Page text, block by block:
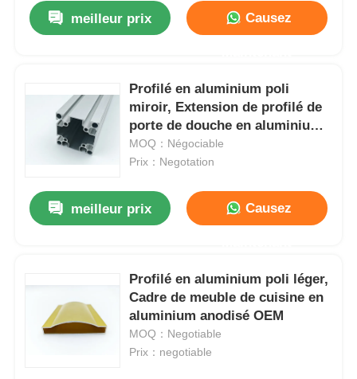
meilleur prix Causez
Profilé en aluminium poli
miroir, Extension de profilé de
porte de douche en aluminium
OEM ODM
MOQ：Négociable
Prix：Negotation
meilleur prix Causez
Profilé en aluminium poli léger,
Cadre de meuble de cuisine en
aluminium anodisé OEM
MOQ：Negotiable
Prix：negotiable